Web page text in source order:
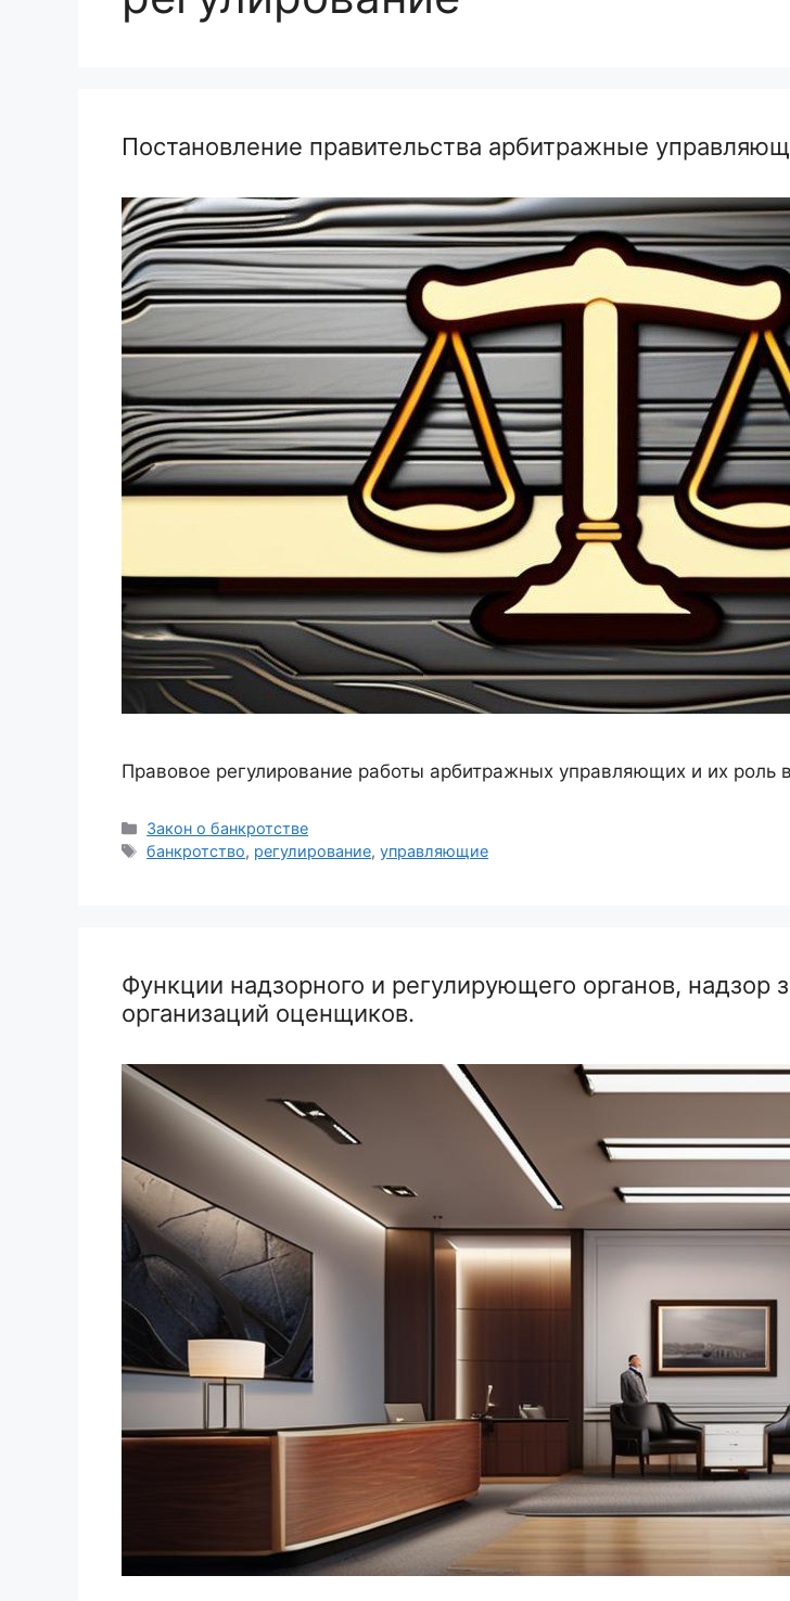
Постановление правительства арбитражные
Правовое регулирование работы арбитражных управляющих и их роль
Рубрики
Закон о банкротстве
Метки
банкротство, регулирование,управляющие
Функции надзорного и регулирующего органов, надзор
организаций оценщиков.